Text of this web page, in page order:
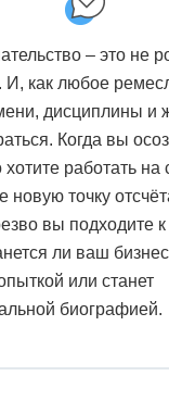
– это не
И, как любое
дисциплины и
Когда вы
работать на
новую точку
вы подходите к
ли ваш
или станет
биографией.